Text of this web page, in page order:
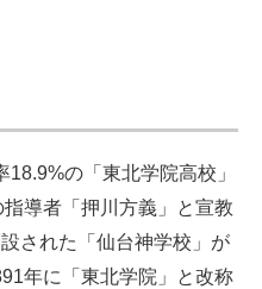
の「東北学院高校」
導者「押川方義」と宣教
された「仙台神学校」が
年に「東北学院」と改称